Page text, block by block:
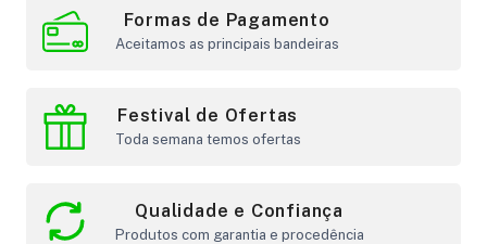
Formas de Pagamento
Aceitamos as principais bandeiras
Festival de Ofertas
Toda semana temos ofertas
Qualidade e Confiança
Produtos com garantia e procedência